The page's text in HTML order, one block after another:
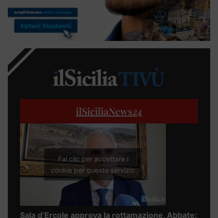
ilSiciliaNews24
Fai clic per accettare i
cookie per questo servizio
Sala d’Ercole approva la rottamazione, Abbate: